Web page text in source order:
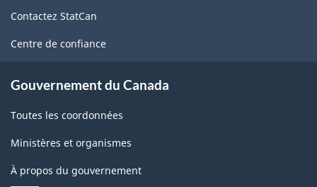
sur
la
active
Structure
de
ce
site
Contactez StatCan
Centre de confiance
Gouvernement du Canada
Toutes les coordonnées
Ministères et organismes
À propos du gouvernement